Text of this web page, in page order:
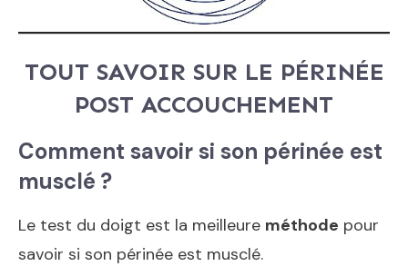
TOUT SAVOIR SUR LE PÉRINÉE
POST ACCOUCHEMENT
Comment savoir si son périnée est
musclé ?
Le test du doigt est la meilleure méthode pour
savoir si son périnée est musclé.